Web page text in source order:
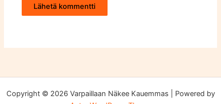
Copyright © 2026 Varpaillaan Näkee Kauemmas | Powered by